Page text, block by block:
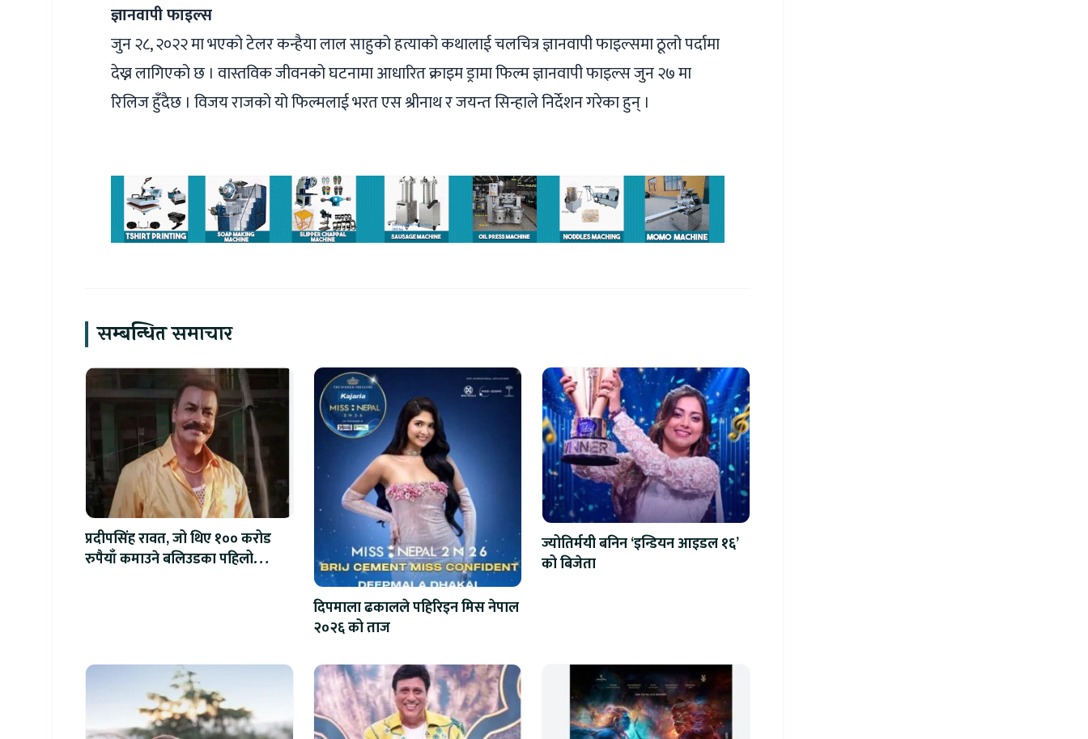
ज्ञानवापी फाइल्स
जुन २८, २०२२ मा भएको टेलर कन्हैया लाल साहुको हत्याको कथालाई चलचित्र ज्ञानवापी फाइल्समा ठूलो पर्दामा
देख्न लागिएको छ । वास्तविक जीवनको घटनामा आधारित क्राइम ड्रामा फिल्म ज्ञानवापी फाइल्स जुन २७ मा
रिलिज हुँदैछ । विजय राजको यो फिल्मलाई भरत एस श्रीनाथ र जयन्त सिन्हाले निर्देशन गरेका हुन् ।
सम्बन्धित समाचार
प्रदीपसिंह रावत, जो थिए १०० करोड
रुपैयाँ कमाउने बलिउडका पहिलो
दिपमाला ढकालले पहिरिइन मिस नेपाल
२०२६ को ताज
ज्योतिर्मयी बनिन ‘इन्डियन आइडल १६’
को बिजेता